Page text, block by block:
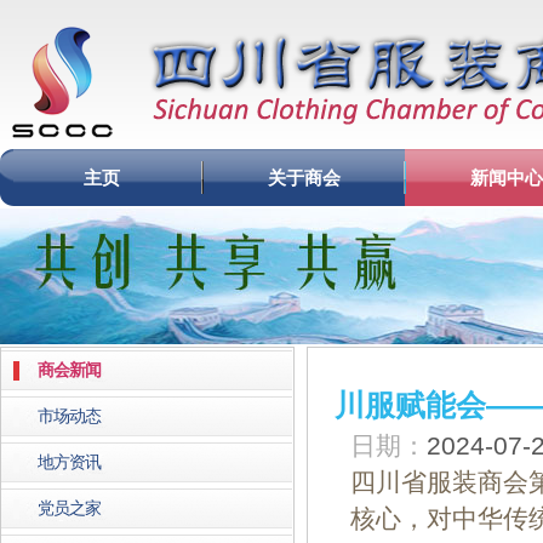
主页 关于商会 新闻中心
商会新闻
市场动态
地方资讯
党员之家
川服赋能会
日期： 2024-
四川省服装商会
核心，对中华传